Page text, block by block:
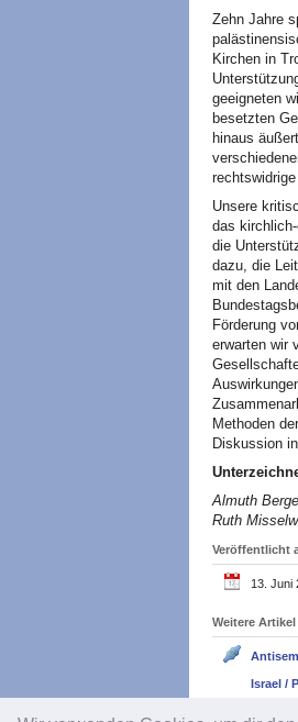
Zehn Jahre
Kirchen in
geeigneten
besetzten
hinaus
Unsere
das
die
dazu, die
mit den
Förderung
erwarten wir
Methoden
Diskussion
Almuth
Ruth
Veröffentlicht
13. Juni
Weitere
Israel /